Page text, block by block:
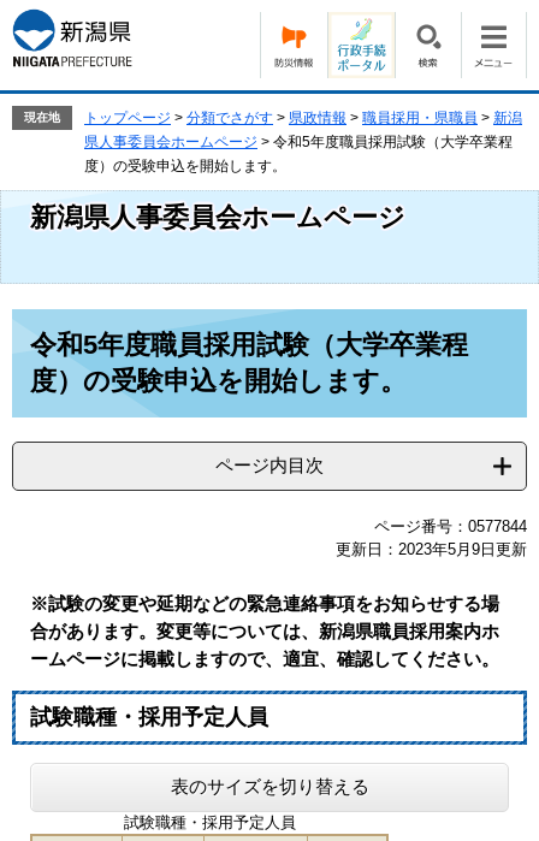
ー
ジ
の
す。
ニ
ュ
ー
し
て
本
文
へ
現在地 トップページ > 分類でさがす > 県政情報 > 職員採用・県職員 > 新潟
県人事委員会ホームページ > 令和5年度職員採用試験（大学卒業程
度）の受験申込を開始します。
新潟県人事委員会ホームページ
令和5年度職員採用試験（大学卒業程
度）の受験申込を開始します。
ページ内目次
ページ番号：0577844
更新日：2023年5月9日更新
※試験の変更や延期などの緊急連絡事項をお知らせする場
合があります。変更等については、新潟県職員採用案内ホ
ームページに掲載しますので、適宜、確認してください。
試験職種・採用予定人員
表のサイズを切り替える
試験職種・採用予定人員